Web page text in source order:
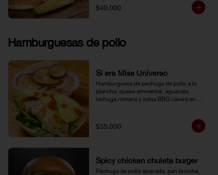
$40.000
Hamburguesas de pollo
Si era Miss Universo
Hamburguesa de pechuga de pollo a la
plancha, queso emmental, aguacate,
lechuga romana y salsa BBQ casera en
$35.000
Spicy chicken chuleta burger
Pechuga de pollo apanada, pan brioche,